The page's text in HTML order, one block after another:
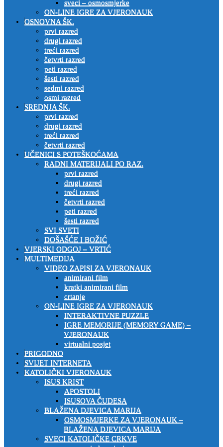
sveci – osmosmjerke
ON-LINE IGRE ZA VJERONAUK
OSNOVNA ŠK.
prvi razred
drugi razred
treći razred
četvrti razred
peti razred
šesti razred
sedmi razred
osmi razred
SREDNJA ŠK.
prvi razred
drugi razred
treći razred
četvrti razred
UČENICI S POTEŠKOĆAMA
RADNI MATERIJALI PO RAZ.
prvi razred
drugi razred
treći razred
četvrti razred
peti razred
šesti razred
SVI SVETI
DOŠAŠĆE I BOŽIĆ
VJERSKI ODGOJ – VRTIĆ
MULTIMEDIJA
VIDEO ZAPISI ZA VJERONAUK
animirani film
kratki animirani film
crtanje
ON-LINE IGRE ZA VJERONAUK
INTERAKTIVNE PUZZLE
IGRE MEMORIJE (MEMORY GAME) –
VJERONAUK
virtualni posjet
PRIGODNO
SVIJET INTERNETA
KATOLIČKI VJERONAUK
ISUS KRIST
APOSTOLI
ISUSOVA ČUDESA
BLAŽENA DJEVICA MARIJA
OSMOSMJERKE ZA VJERONAUK –
BLAŽENA DJEVICA MARIJA
SVECI KATOLIČKE CRKVE